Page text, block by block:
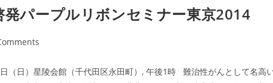
パープルリボンセミナー東京2014
日）星陵会館（千代田区永田町）, 午後1時 難治性がんとして名高